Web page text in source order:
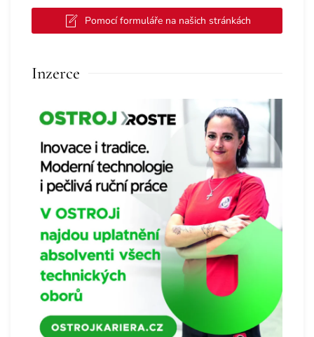
Pomocí formuláře na našich stránkách
Inzerce